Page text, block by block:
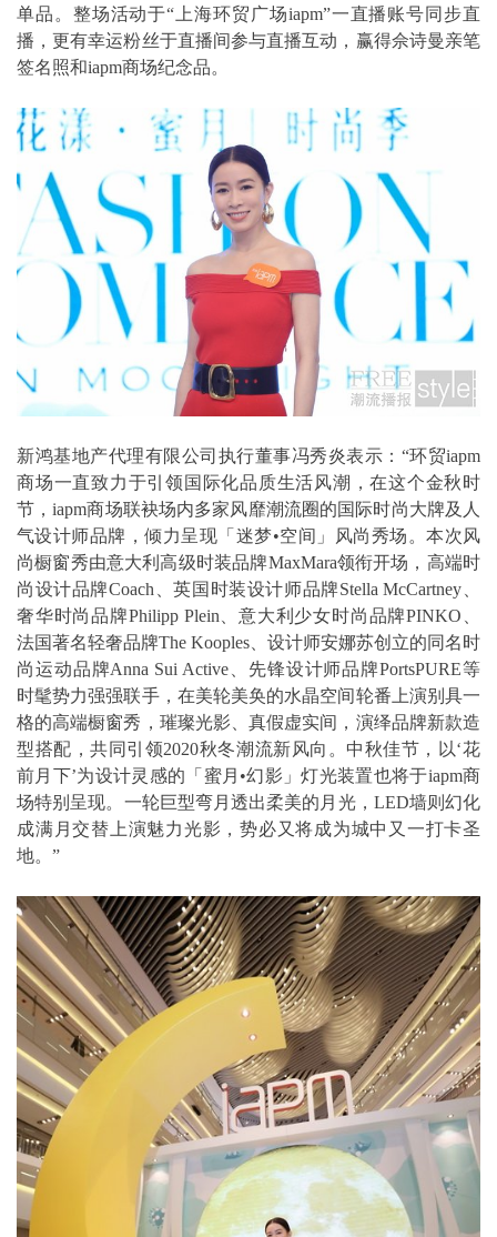
单品。整场活动于“上海环贸广场iapm”一直播账号同步直
播，更有幸运粉丝于直播间参与直播互动，赢得佘诗曼亲笔
签名照和iapm商场纪念品。
新鸿基地产代理有限公司执行董事冯秀炎表示：“环贸iapm
商场一直致力于引领国际化品质生活风潮，在这个金秋时
节，iapm商场联袂场内多家风靡潮流圈的国际时尚大牌及人
气设计师品牌，倾力呈现「迷梦•空间」风尚秀场。本次风
尚橱窗秀由意大利高级时装品牌MaxMara领衔开场，高端时
尚设计品牌Coach、英国时装设计师品牌Stella McCartney、
奢华时尚品牌Philipp Plein、意大利少女时尚品牌PINKO、
法国著名轻奢品牌The Kooples、设计师安娜苏创立的同名时
尚运动品牌Anna Sui Active、先锋设计师品牌PortsPURE等
时髦势力强强联手，在美轮美奂的水晶空间轮番上演别具一
格的高端橱窗秀，璀璨光影、真假虚实间，演绎品牌新款造
型搭配，共同引领2020秋冬潮流新风向。中秋佳节，以‘花
前月下’为设计灵感的「蜜月•幻影」灯光装置也将于iapm商
场特别呈现。一轮巨型弯月透出柔美的月光，LED墙则幻化
成满月交替上演魅力光影，势必又将成为城中又一打卡圣
地。”